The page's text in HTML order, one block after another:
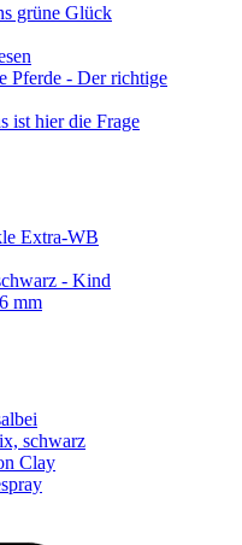
grüne Glück
Pferde - Der richtige
ist hier die Frage
Extra-WB
- Kind
mm
schwarz
Clay